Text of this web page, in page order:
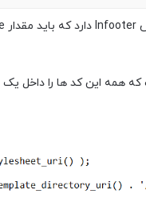
همه این کد ها را داخل یک